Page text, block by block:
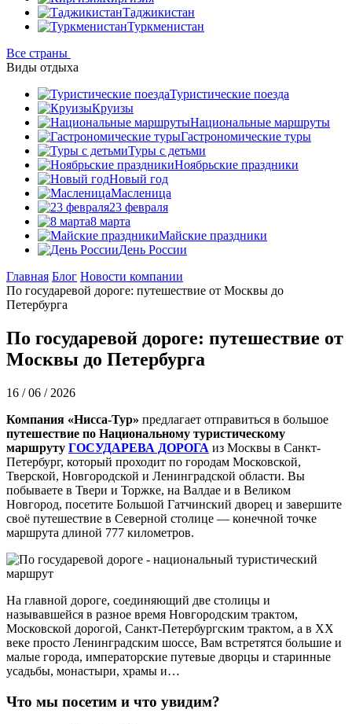
Таджикистан
Туркменистан
Все страны
Виды отдыха
Туристические поезда
Круизы
Национальные маршруты
Гастрономические туры
Туры с детьми
Ноябрьские праздники
Новый год
Масленица
23 февраля
8 марта
Майские праздники
День России
Главная Блог Новости компании
По государевой дороге: путешествие от Москвы до
Петербурга
По государевой дороге: путешествие от
Москвы до Петербурга
16 / 06 / 2026
Компания «Нисса-Тур» предлагает отправиться в большое
путешествие по Национальному туристическому
маршруту ГОСУДАРЕВА ДОРОГА из Москвы в Санкт-
Петербург, который проходит по городам Московской,
Тверской, Новгородской и Ленинградской области. Вы
побываете в Твери и Торжке, на Валдае и в Великом
Новгород, посетите Большой Гатчинский дворец и завершите
своё путешествие в Северной столице — конечной точке
маршрута длиной 777 километров.
На главной дороге, соединяющий две столицы и
называвшейся в разное время Новгородским трактом,
Московской дорогой, Санкт-Петербургским трактом, а в XX
веке просто Ленинградским шоссе, Вам встретятся большие и
малые города, императорские путевые дворцы и старинные
усадьбы, монастыри, храмы и…
Что мы посетим и что увидим?